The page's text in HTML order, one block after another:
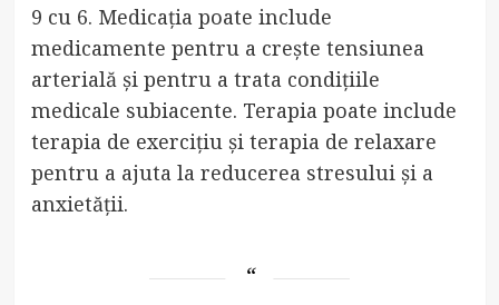
9 cu 6. Medicația poate include
medicamente pentru a crește tensiunea
arterială și pentru a trata condițiile
medicale subiacente. Terapia poate include
terapia de exercițiu și terapia de relaxare
pentru a ajuta la reducerea stresului și a
anxietății.